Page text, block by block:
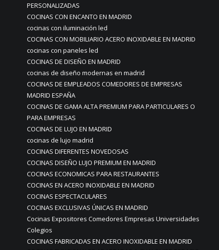
PERSONALIZADAS
COCINAS CON ENCANTO EN MADRID
cocinas con iluminación led
COCINAS CON MOBILIARIO ACERO INOXIDABLE EN MADRID
cocinas con paneles led
COCINAS DE DISEÑO EN MADRID
cocinas de diseño modernas en madrid
COCINAS DE EMPLEADOS COMEDORES DE EMPRESAS
MADRID ESPAÑA
COCINAS DE GAMA ALTA PREMIUM PARA PARTICULARES O
PARA EMPRESAS
COCINAS DE LUJO EN MADRID
cocinas de lujo madrid
COCINAS DIFERENTES NOVEDOSAS
COCINAS DISEÑO LUJO PREMIUM EN MADRID
COCINAS ECONOMICAS PARA RESTAURANTES
COCINAS EN ACERO INOXIDABLE EN MADRID
COCINAS ESPECTACULARES
COCINAS EXCLUSIVAS ÚNICAS EN MADRID
Cocinas Expositores Comedores Empresas Universidades
Colegios
COCINAS FABRICADAS EN ACERO INOXIDABLE EN MADRID